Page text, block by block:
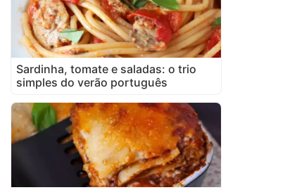
Sardinha, tomate e saladas: o trio
simples do verão português